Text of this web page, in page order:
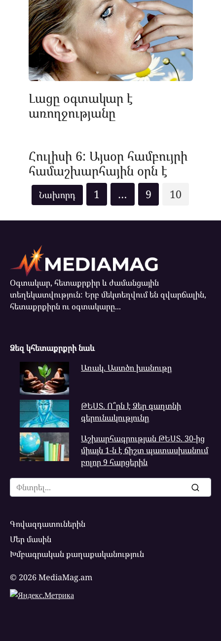
Լացը օգտակար է
առողջությանը
Հուլիսի 6: Այսօր համբույրի
համաշխարհային օրն է
pagination
1 … 9 10
Օգտակար, հետաքրքիր և ժամանցային
տեղեկատվություն: Երբ մեկտեղվում են զվարճալին,
հետաքրքիրն ու օգտակարը...
Ձեզ կհետաքրքրի նաև
Առակ. Աստծո խանութը
ԹԵՍՏ. Ո՞րն է Ձեր գաղտնի
գերունակությունը
Աշխարհագրության ԹԵՍՏ. 30-ից
միայն 1-ն է ճիշտ պատասխանում
բոլոր 9 հարցերին
Search
for:
Գովազդատուներին
Մեր մասին
Խմբագրական քաղաքականություն
© 2026 MediaMag.am